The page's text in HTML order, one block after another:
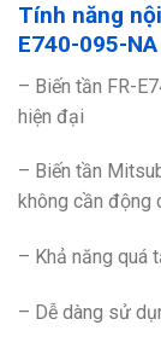
Tính năng
E740-095-
– Biến tần FR-
hiện đại
– Biến tần
không cần động
– Khả năng quá
– Dễ dàng sử